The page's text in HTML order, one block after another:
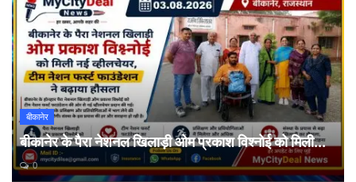
बीकानेर
बीकानेर के पैरा नेशनल खिलाड़ी ओम प्रकाश विश्नोई को मिली...
0